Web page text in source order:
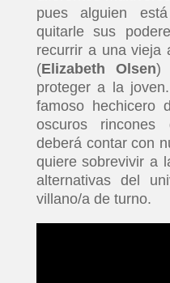
pues alguien
quitarle sus
recurrir a una vieja
(Elizabeth Olsen)
proteger a la
famoso hechicero
oscuros rincones
deberá contar con
quiere sobrevivir a
alternativas del
villano/a de turno.